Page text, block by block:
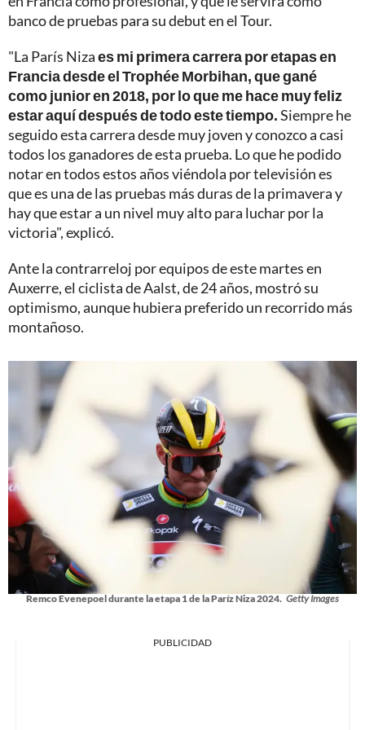
banco de pruebas para su debut en el Tour.
"La París Nizaes mi primera carrera por etapas en
Francia desde el Trophée Morbihan, que gané
como junior en 2018, por lo que me hace muy feliz
estar aquí después de todo este tiempo.Siempre he
seguido esta carrera desde muy joven y conozco a casi
todos los ganadores de esta prueba. Lo que he podido
notar en todos estos años viéndola por televisión es
que es una de las pruebas más duras de la primavera y
hay que estar a un nivel muy alto para luchar por la
victoria", explicó.
Ante la contrarreloj por equipos de este martes en
Auxerre, el ciclista de Aalst, de 24 años, mostró su
optimismo, aunque hubiera preferido un recorrido más
montañoso.
Remco Evenepoel durante la etapa 1 de la Paríz Niza 2024. Getty Images
PUBLICIDAD